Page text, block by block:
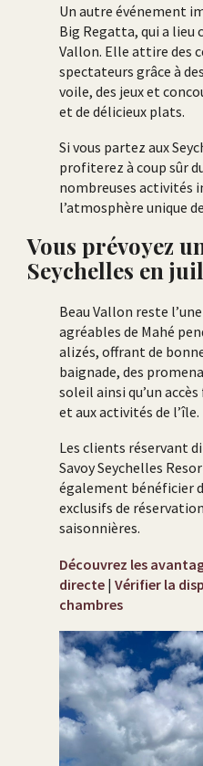
Un autre événement
Big Regatta, qui a lieu
Vallon. Elle attire des
spectateurs grâce à
voile, des jeux et
et de délicieux plats.
Si vous partez aux
profiterez à coup sûr
nombreuses activités
l’atmosphère unique
Vous prévoyez
Seychelles en
Beau Vallon reste
agréables de Mahé
alizés, offrant de
baignade, des
soleil ainsi qu’un
et aux activités de l’île.
Les clients réservant
Savoy Seychelles
également bénéficier
exclusifs de
saisonnières.
Découvrez les
directe | Vérifier la
chambres